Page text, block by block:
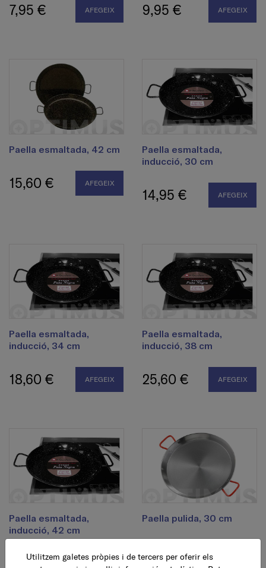
7,95 € AFEGEIX 9,95 € AFEGEIX
Paella esmaltada, 42 cm
15,60 € AFEGEIX
Paella esmaltada,
inducció, 30 cm
14,95 € AFEGEIX
Paella esmaltada,
inducció, 34 cm
18,60 € AFEGEIX
Paella esmaltada,
inducció, 38 cm
25,60 € AFEGEIX
Paella esmaltada,
inducció, 42 cm
32,27 € AFEGEIX
Paella pulida, 30 cm
5,95 €
Utilitzem galetes pròpies i de tercers per oferir els